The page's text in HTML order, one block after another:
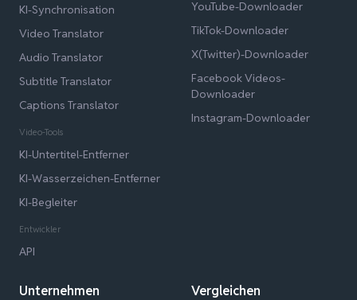
KI-Synchronisation
Video Translator
Audio Translator
Subtitle Translator
Captions Translator
Video-Tools
KI-Untertitel-Entferner
KI-Wasserzeichen-Entferner
KI-Begleiter
Entwickler
API
YouTube-Downloader
TikTok-Downloader
X(Twitter)-Downloader
Facebook Videos-
Downloader
Instagram-Downloader
Unternehmen Vergleichen